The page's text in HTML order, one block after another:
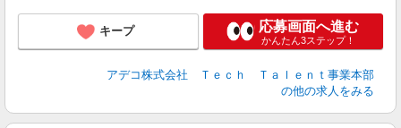
キープ 応募画面へ進む
かんたん3ステップ！
アデコ株式会社 Ｔｅｃｈ Ｔａｌｅｎｔ事業本部
の他の求人をみる